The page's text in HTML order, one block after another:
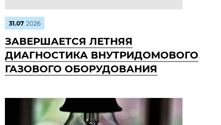
31.07 2026
ЗАВЕРШАЕТСЯ ЛЕТНЯЯ
ДИАГНОСТИКА ВНУТРИДОМОВОГО
ГАЗОВОГО ОБОРУДОВАНИЯ